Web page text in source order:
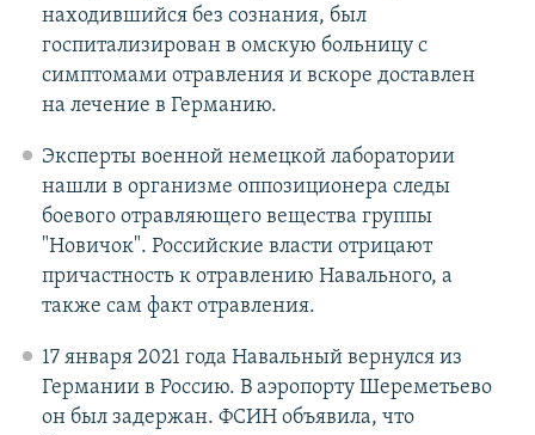
находившийся без сознания, был
госпитализирован в омскую больницу с
симптомами отравления и вскоре доставлен
на лечение в Германию.
Эксперты военной немецкой лаборатории
нашли в организме оппозиционера следы
боевого отравляющего вещества группы
"Новичок". Российские власти отрицают
причастность к отравлению Навального, а
также сам факт отравления.
17 января 2021 года Навальный вернулся из
Германии в Россию. В аэропорту Шереметьево
он был задержан. ФСИН объявила, что